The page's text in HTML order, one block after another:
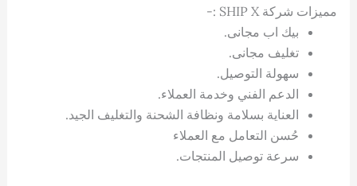
مميزات شركة SHIP X :-
بيك اب مجانى.
تغليف مجانى.
سهولة التوصيل.
الدعم الفني وخدمة العملاء.
العناية بسلامة ونظافة الشحنة والتغليف الجيد.
حُسن التعامل مع العملاء
سرعة توصيل المنتجات.